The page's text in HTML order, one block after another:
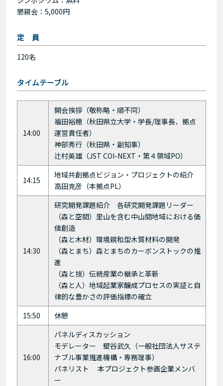
懇親会：5,000円
定 員
120名
タイムテーブル
14:00
開会挨拶（敬称略・順不同）
福田裕穂（秋田県立大学・学長/理事長、拠点
運営責任者）
神部秀行（秋田県・副知事）
辻村英雄（JST COI-NEXT・第４領域PO）
14:15
地域共創拠点ビジョン・プロジェクトの紹介
高田克彦（本拠点PL）
14:30
研究開発課題紹介 各研究開発課題リーダー
（森と空間）里山を含む中山間地域における価
値創造
（森と木材）環境親和型木質材料の開発
（森とまち）森とまちのカーボンストックの推
進
（森と技）伝統産業の継承と革新
（森と人）地域起業家醸成プロセスの実証と自
律的な豊かさの評価指標の確立
15:50
休憩
16:00
パネルディスカッション
モデレーター 壁谷武久（一般社団法人サステ
ナブル事業推進機構・専務理事）
パネリスト 本プロジェクト参画企業メンバ
ー